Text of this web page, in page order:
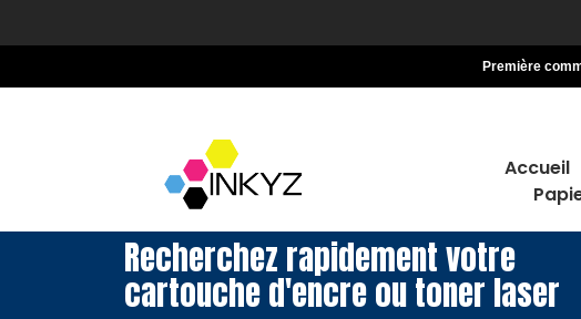
Première
Accueil
Recherchez rapidement votre
cartouche d'encre ou toner laser